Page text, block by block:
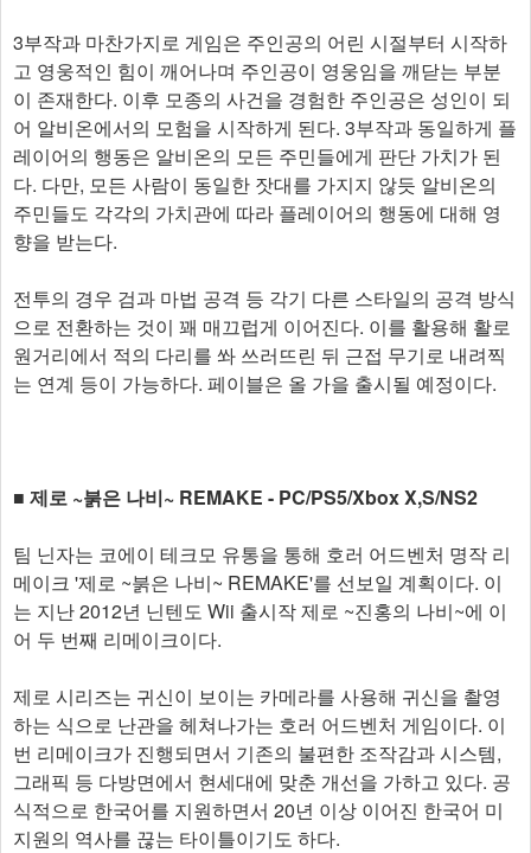
3부작과 마찬가지로 게임은 주인공의 어린 시절부터 시작하
고 영웅적인 힘이 깨어나며 주인공이 영웅임을 깨닫는 부분
이 존재한다. 이후 모종의 사건을 경험한 주인공은 성인이 되
어 알비온에서의 모험을 시작하게 된다. 3부작과 동일하게 플
레이어의 행동은 알비온의 모든 주민들에게 판단 가치가 된
다. 다만, 모든 사람이 동일한 잣대를 가지지 않듯 알비온의
주민들도 각각의 가치관에 따라 플레이어의 행동에 대해 영
향을 받는다.
전투의 경우 검과 마법 공격 등 각기 다른 스타일의 공격 방식
으로 전환하는 것이 꽤 매끄럽게 이어진다. 이를 활용해 활로
원거리에서 적의 다리를 쏴 쓰러뜨린 뒤 근접 무기로 내려찍
는 연계 등이 가능하다. 페이블은 올 가을 출시될 예정이다.
■ 제로 ~붉은 나비~ REMAKE - PC/PS5/Xbox X,S/NS2
팀 닌자는 코에이 테크모 유통을 통해 호러 어드벤처 명작 리
메이크 '제로 ~붉은 나비~ REMAKE'를 선보일 계획이다. 이
는 지난 2012년 닌텐도 Wii 출시작 제로 ~진홍의 나비~에 이
어 두 번째 리메이크이다.
제로 시리즈는 귀신이 보이는 카메라를 사용해 귀신을 촬영
하는 식으로 난관을 헤쳐나가는 호러 어드벤처 게임이다. 이
번 리메이크가 진행되면서 기존의 불편한 조작감과 시스템,
그래픽 등 다방면에서 현세대에 맞춘 개선을 가하고 있다. 공
식적으로 한국어를 지원하면서 20년 이상 이어진 한국어 미
지원의 역사를 끊는 타이틀이기도 하다.